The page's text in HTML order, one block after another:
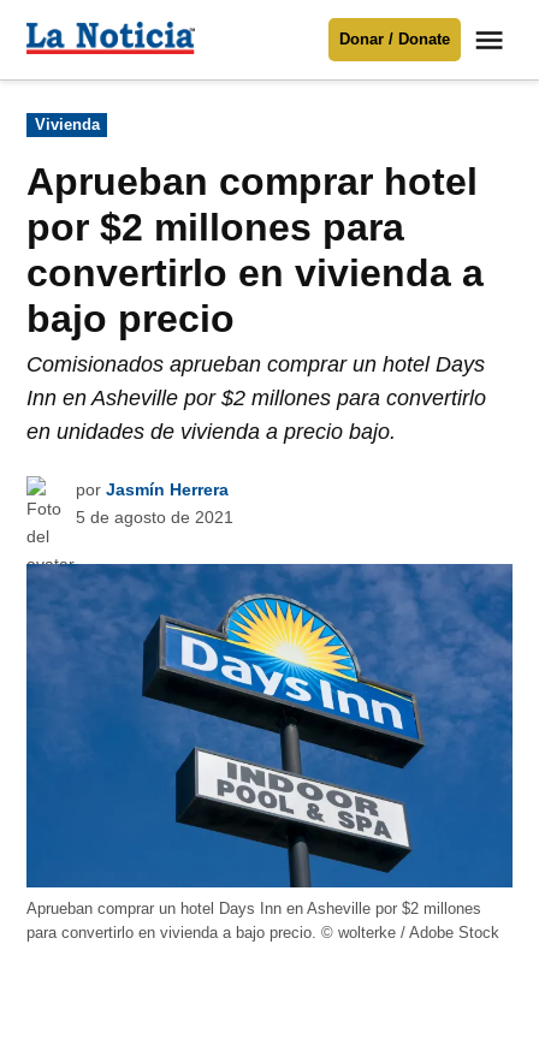
Para mantenerte informado necesitamos
Donar
contenido
Noticia
Donar / Donate
Publicado
en
Vivienda
Aprueban comprar hotel
por $2 millones para
convertirlo en vivienda a
bajo precio
Comisionados aprueban comprar un hotel Days
Inn en Asheville por $2 millones para convertirlo
en unidades de vivienda a precio bajo.
por Jasmín Herrera
5 de agosto de 2021
Aprueban comprar un hotel Days Inn en Asheville por $2 millones
para convertirlo en vivienda a bajo precio. © wolterke / Adobe Stock